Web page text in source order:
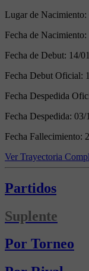
Lugar de Nacimiento:
Fecha de Nacimiento:
Fecha de Debut: 14/
Fecha Debut Oficial:
Fecha Despedida
Fecha Despedida: 03/
Fecha Fallecimiento:
Ver Trayectoria
Partidos
Suplente
Por Torneo